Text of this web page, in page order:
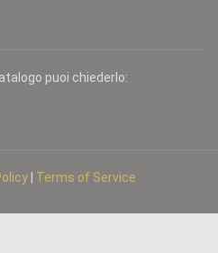
puoi chiederlo:
Terms of Service